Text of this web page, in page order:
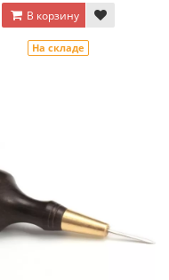
В корзину
На складе